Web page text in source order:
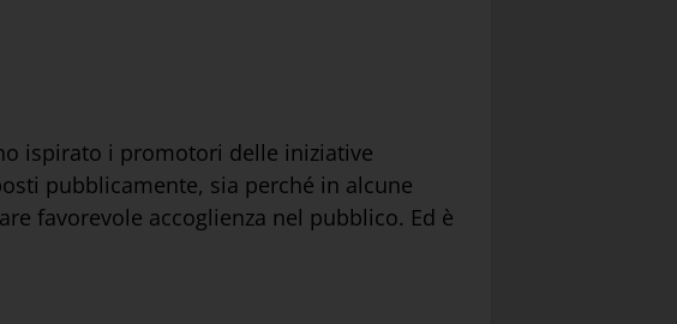
ispirato i promotori delle iniziative
pubblicamente, sia perché in alcune
favorevole accoglienza nel pubblico. Ed è